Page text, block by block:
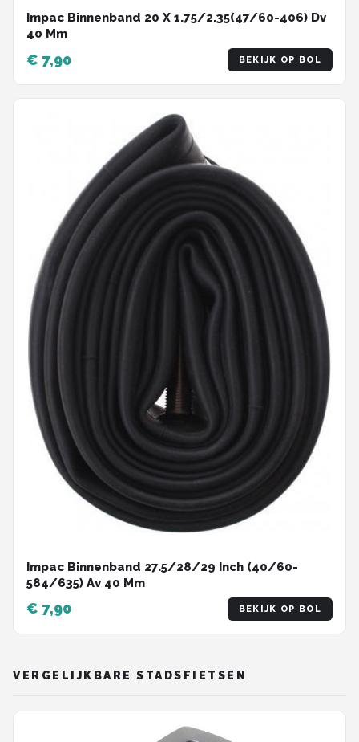
Impac Binnenband 20 X 1.75/2.35(47/60-406) Dv
40 Mm
€ 7,90 BEKIJK OP BOL
Impac Binnenband 27.5/28/29 Inch (40/60-
584/635) Av 40 Mm
€ 7,90 BEKIJK OP BOL
VERGELIJKBARE STADSFIETSEN